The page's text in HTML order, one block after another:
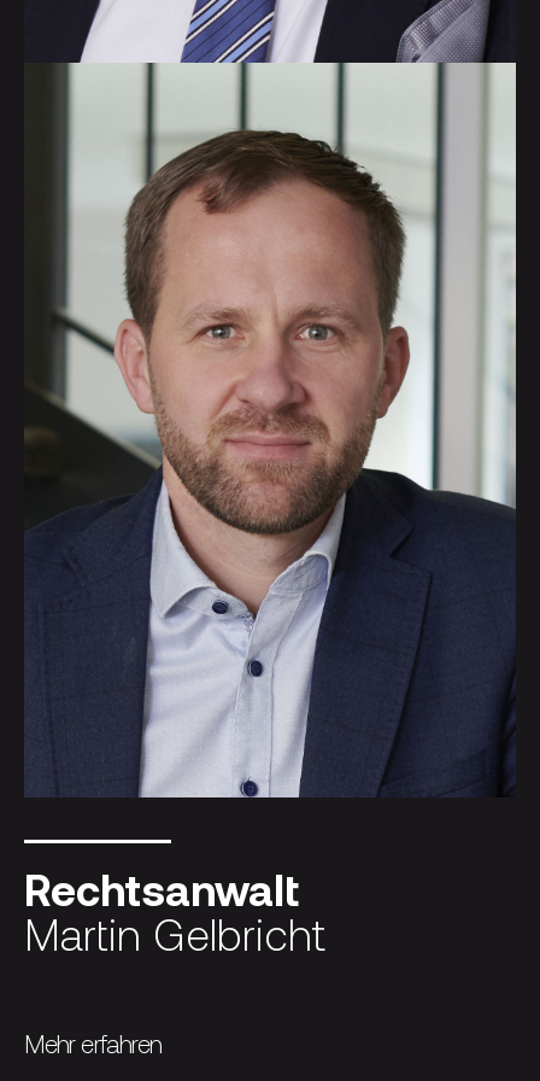
Rechtsanwalt
Martin Gelbricht
Mehr erfahren